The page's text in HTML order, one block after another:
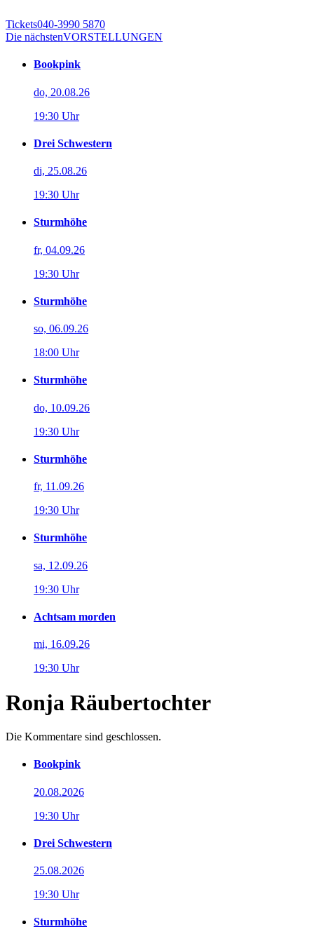
Tickets040-3990 5870
Die nächstenVORSTELLUNGEN
Bookpink
do, 20.08.26
19:30 Uhr
Drei Schwestern
di, 25.08.26
19:30 Uhr
Sturmhöhe
fr, 04.09.26
19:30 Uhr
Sturmhöhe
so, 06.09.26
18:00 Uhr
Sturmhöhe
do, 10.09.26
19:30 Uhr
Sturmhöhe
fr, 11.09.26
19:30 Uhr
Sturmhöhe
sa, 12.09.26
19:30 Uhr
Achtsam morden
mi, 16.09.26
19:30 Uhr
Ronja Räubertochter
Die Kommentare sind geschlossen.
Bookpink
20.08.2026
19:30 Uhr
Drei Schwestern
25.08.2026
19:30 Uhr
Sturmhöhe